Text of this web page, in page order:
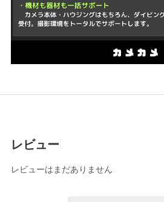
レビュー
レビューはまだありません